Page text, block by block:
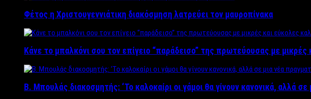
Φέτος η Χριστουγεννιάτικη διακόσμηση λατρεύει τον μαυροπίνακα
Κάνε το μπαλκόνι σου τον επίγειο “παράδεισο” της πρωτεύουσας με
Β. Μπουλάς διακοσμητής: ‘Το καλοκαίρι οι γάμοι θα γίνουν κανονικά, αλλά σε